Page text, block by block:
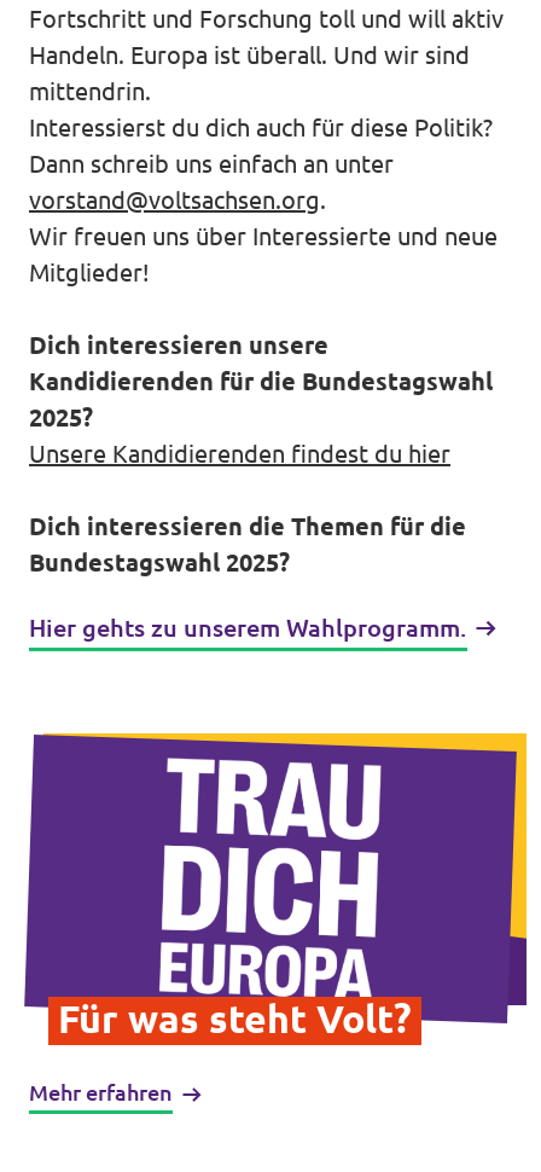
Volt in deinem Bundesland
Volt Deutschland Merchandise Shop
Unsere Events
Presse
Mache bei uns mit!
Deine Spende für Volt!
Datenschutz
Impressum
Fortschritt und Forschung toll und will aktiv
Handeln. Europa ist überall. Und wir sind
mittendrin.
Interessierst du dich auch für diese Politik?
Dann schreib uns einfach an unter
vorstand@voltsachsen.org.
Wir freuen uns über Interessierte und neue
Mitglieder!
Dich interessieren unsere
Kandidierenden für die Bundestagswahl
2025?
Unsere Kandidierenden findest du hier
Dich interessieren die Themen für die
Bundestagswahl 2025?
Hier gehts zu unserem Wahlprogramm.
Für was steht Volt?
Mehr erfahren